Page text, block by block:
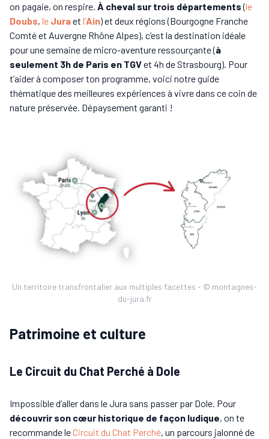
on pagaie, on respire. À cheval sur trois départements(le
Doubs, le Juraet l’Ain) et deux régions (Bourgogne Franche
Comté et Auvergne Rhône Alpes), c’est la destination idéale
pour une semaine de micro-aventure ressourçante (à
seulement 3h de Paris en TGVet 4h de Strasbourg). Pour
t’aider à composer ton programme, voici notre guide
thématique des meilleures expériences à vivre dans ce coin de
nature préservée. Dépaysement garanti !
Un territoire transfrontalier aux multiples facettes - © montagnes-
du-jura.fr
Patrimoine et culture
Le Circuit du Chat Perché à Dole
Impossible d’aller dans le Jura sans passer par Dole. Pour
découvrir son cœur historique de façon ludique, on te
recommande leCircuit du Chat Perché, un parcours jalonné de